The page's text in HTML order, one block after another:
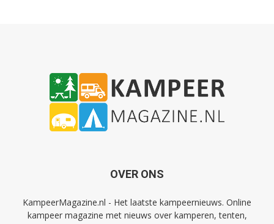
OVER ONS
KampeerMagazine.nl - Het laatste kampeernieuws. Online
kampeer magazine met nieuws over kamperen, tenten,